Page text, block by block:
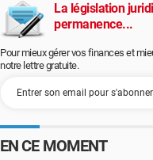
La législation
permanence...
Pour mieux gérer vos finances et
notre lettre gratuite.
EN CE MOMENT